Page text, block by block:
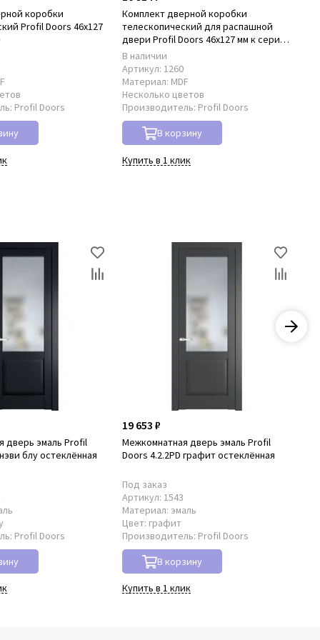
коробки
Profil Doors 46x127
Profil Doors
Комплект дверной коробки
телескопический для распашной
двери Profil Doors 46x127 мм к серии
PD
В наличии
Артикул: 1260
Материал: MDF
Несколько цветов
Производитель: Profil Doors
В корзину
Купить в 1 клик
дверь эмаль Profil
блу остеклённая
Profil Doors
19 653 ₽
Межкомнатная дверь эмаль Profil
Doors 4.2.2PD графит остеклённая
Под заказ
Артикул: 1543
Материал: эмаль
Цвет: графит
Производитель: Profil Doors
В корзину
Купить в 1 клик